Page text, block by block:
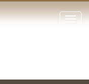
點
閉
停、
圖
圖
結